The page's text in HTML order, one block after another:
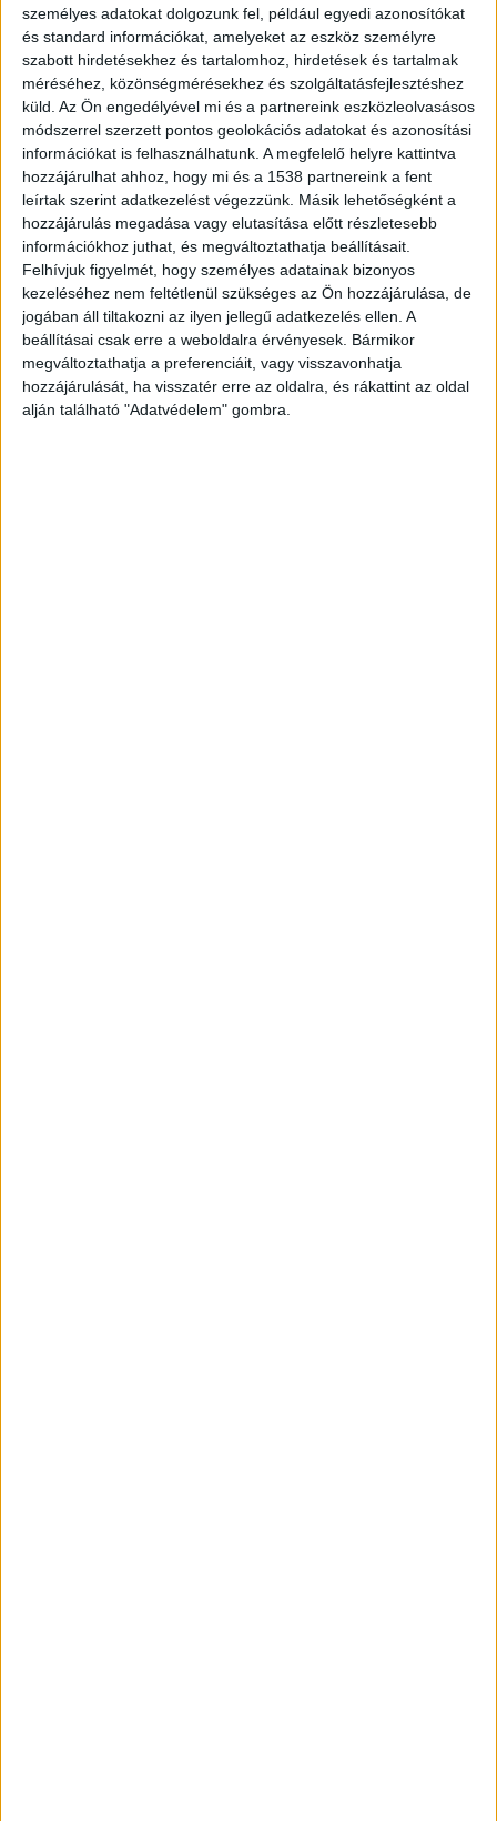
személyes adatokat dolgozunk fel, például egyedi azonosítókat
és standard információkat, amelyeket az eszköz személyre
szabott hirdetésekhez és tartalomhoz, hirdetések és tartalmak
méréséhez, közönségmérésekhez és szolgáltatásfejlesztéshez
küld. Az Ön engedélyével mi és a partnereink eszközleolvasásos
módszerrel szerzett pontos geolokációs adatokat és azonosítási
információkat is felhasználhatunk. A megfelelő helyre kattintva
hozzájárulhat ahhoz, hogy mi és a 1538 partnereink a fent
leírtak szerint adatkezelést végezzünk. Másik lehetőségként a
hozzájárulás megadása vagy elutasítása előtt részletesebb
információkhoz juthat, és megváltoztathatja beállításait.
Felhívjuk figyelmét, hogy személyes adatainak bizonyos
kezeléséhez nem feltétlenül szükséges az Ön hozzájárulása, de
jogában áll tiltakozni az ilyen jellegű adatkezelés ellen. A
beállításai csak erre a weboldalra érvényesek. Bármikor
megváltoztathatja a preferenciáit, vagy visszavonhatja
hozzájárulását, ha visszatér erre az oldalra, és rákattint az oldal
alján található "Adatvédelem" gombra.
Sávot váltott
A halálos balesetet megelőzően a női sofőr, a
megengedett sebességhatárt túllépve haladt a
belső forgalmi sávban, majd kellő körültekintés
nélkül, szabálytalanul kezdte meg jobbra a
sávváltást, azonban a közlekedési manővere
során nekiütközött a mellette közlekedő
személygépkocsinak. A Kékvillogó legfrissebb
híreit ide kattintva éred el! A Facebookon már
342 ezernél is többen követnek minket.